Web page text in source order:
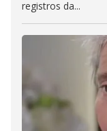
registros da...